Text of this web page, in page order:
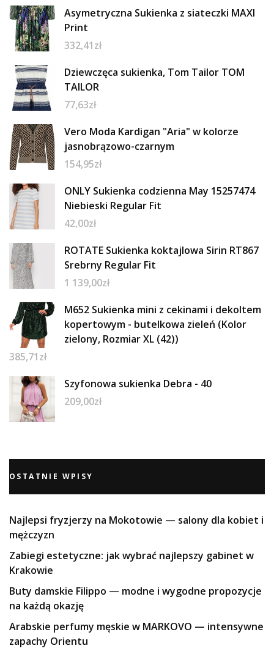
Asymetryczna Sukienka z siateczki MAXI
Print
332,41zł
Dziewczęca sukienka, Tom Tailor TOM
TAILOR
77,63zł
Vero Moda Kardigan "Aria" w kolorze
jasnobrązowo-czarnym
154,95zł
ONLY Sukienka codzienna May 15257474
Niebieski Regular Fit
42,00zł
ROTATE Sukienka koktajlowa Sirin RT867
Srebrny Regular Fit
1 139,00zł
M652 Sukienka mini z cekinami i dekoltem
kopertowym - butelkowa zieleń (Kolor
zielony, Rozmiar XL (42))
385,71zł
Szyfonowa sukienka Debra - 40
209,00zł
OSTATNIE WPISY
Najlepsi fryzjerzy na Mokotowie — salony dla kobiet i
mężczyzn
Zabiegi estetyczne: jak wybrać najlepszy gabinet w
Krakowie
Buty damskie Filippo — modne i wygodne propozycje
na każdą okazję
Arabskie perfumy męskie w MARKOVO — intensywne
zapachy Orientu